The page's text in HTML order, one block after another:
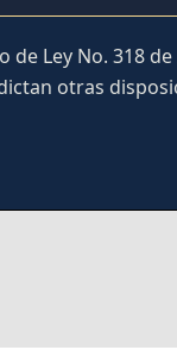
Ley No. 318
otras